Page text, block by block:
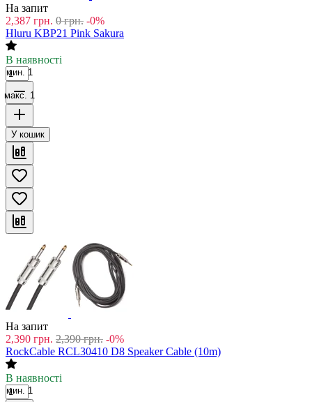
На запит
2,387 грн. 0 грн. -0%
Hluru KBP21 Pink Sakura
В наявності
мин. 1
макс. 1
У кошик
На запит
2,390 грн. 2,390 грн. -0%
RockCable RCL30410 D8 Speaker Cable (10m)
В наявності
мин. 1